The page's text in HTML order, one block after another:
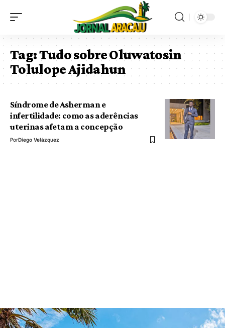
Tag:Tudo sobre Oluwatosin
Tolulope Ajidahun
Síndrome de Asherman e
infertilidade: como as aderências
uterinas afetam a concepção
PorDiego Velázquez